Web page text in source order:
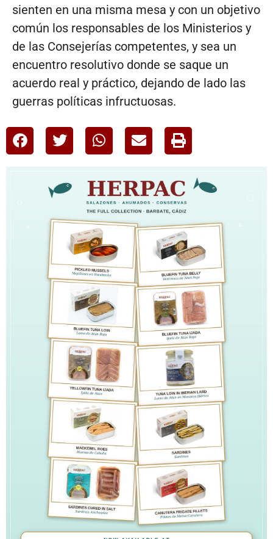
sienten en una misma mesa y con un objetivo
común los responsables de los Ministerios y
de las Consejerías competentes, y sea un
encuentro resolutivo donde se saque un
acuerdo real y práctico, dejando de lado las
guerras políticas infructuosas.